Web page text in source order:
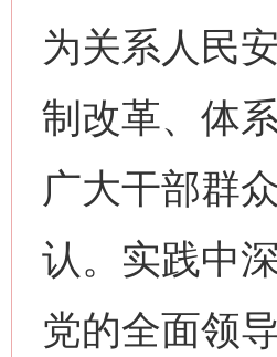
为关系人民
制改革、体
广大干部群
认。实践中
党的全面领